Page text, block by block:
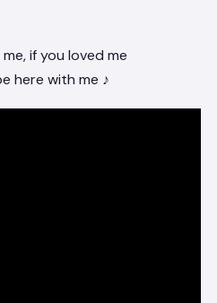
if you loved me
here with me ♪